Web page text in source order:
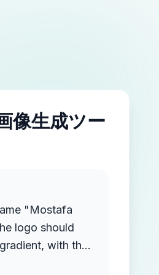
像生成ツー
"Mostafa
logo should
with the
creating a